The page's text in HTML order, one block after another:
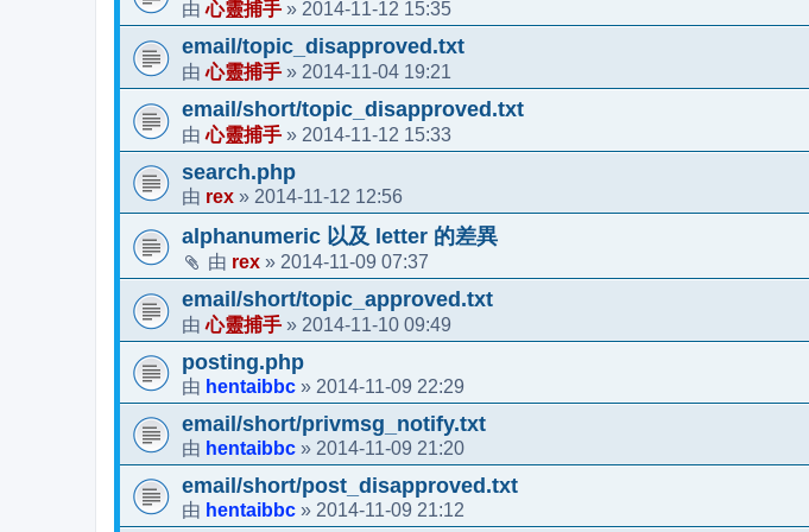
由心靈捕手 » 2014-11-12 15:35
email/topic_disapproved.txt
由心靈捕手 » 2014-11-04 19:21
email/short/topic_disapproved.txt
由心靈捕手 » 2014-11-12 15:33
search.php
由 rex » 2014-11-12 12:56
alphanumeric 以及 letter 的差異
由 rex » 2014-11-09 07:37
email/short/topic_approved.txt
由心靈捕手 » 2014-11-10 09:49
posting.php
由 hentaibbc » 2014-11-09 22:29
email/short/privmsg_notify.txt
由 hentaibbc » 2014-11-09 21:20
email/short/post_disapproved.txt
由 hentaibbc » 2014-11-09 21:12